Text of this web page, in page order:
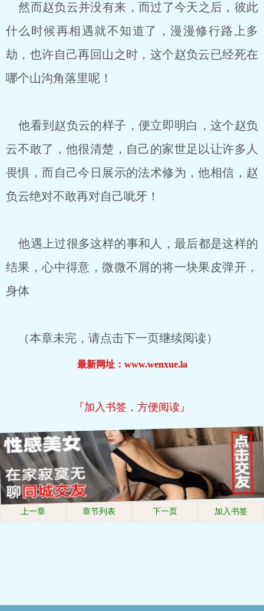
然而赵负云并没有来，而过了今天之后，彼此
什么时候再相遇就不知道了，漫漫修行路上多
劫，也许自己再回山之时，这个赵负云已经死在
哪个山沟角落里呢！
他看到赵负云的样子，便立即明白，这个赵负
云不敢了，他很清楚，自己的家世足以让许多人
畏惧，而自己今日展示的法术修为，他相信，赵
负云绝对不敢再对自己呲牙！
他遇上过很多这样的事和人，最后都是这样的
结果，心中得意，微微不屑的将一块果皮弹开，
身体
（本章未完，请点击下一页继续阅读）
最新网址：www.wenxue.la
『加入书签，方便阅读』
上一章 章节列表 下一页 加入书签